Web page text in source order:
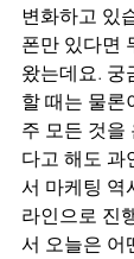
변화하고 있
폰만 있다면
왔는데요. 궁
할 때는 물론
주 모든 것을
다고 해도 과
서 마케팅 역
라인으로 진
서 오늘은 어